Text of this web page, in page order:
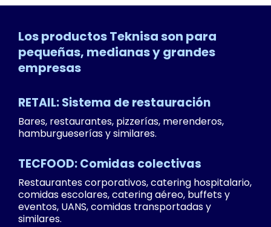
Los productos Teknisa son para
pequeñas, medianas y grandes
empresas
RETAIL: Sistema de restauración
Bares, restaurantes, pizzerías, merenderos,
hamburgueserías y similares.
TECFOOD: Comidas colectivas
Restaurantes corporativos, catering hospitalario,
comidas escolares, catering aéreo, buffets y
eventos, UANS, comidas transportadas y
similares.